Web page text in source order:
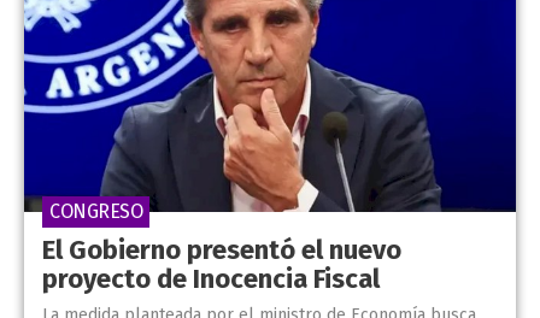
El Gobierno presentó el nuevo
proyecto de Inocencia Fiscal
CONGRESO